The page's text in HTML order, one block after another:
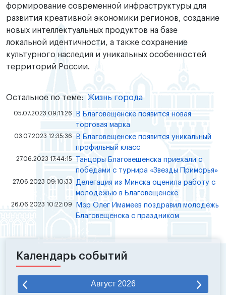
формирование современной инфраструктуры для
развития креативной экономики регионов, создание
новых интеллектуальных продуктов на базе
локальной идентичности, а также сохранение
культурного наследия и уникальных особенностей
территорий России.
Остальное по теме: Жизнь города
05.07.2023 09:11:26
В Благовещенске появится новая
торговая марка
03.07.2023 12:35:36
В Благовещенске появится уникальный
профильный класс
27.06.2023 17:44:15
Танцоры Благовещенска приехали с
победами с турнира «Звезды Приморья»
27.06.2023 09:10:33
Делегация из Минска оценила работу с
молодёжью в Благовещенске
26.06.2023 10:22:09
Мэр Олег Имамеев поздравил молодежь
Благовещенска с праздником
Календарь событий
Август 2026